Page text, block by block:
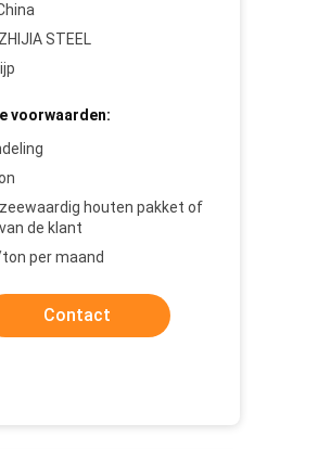
STEEL
voorwaarden:
houten pakket of
de klant
per maand
Contact